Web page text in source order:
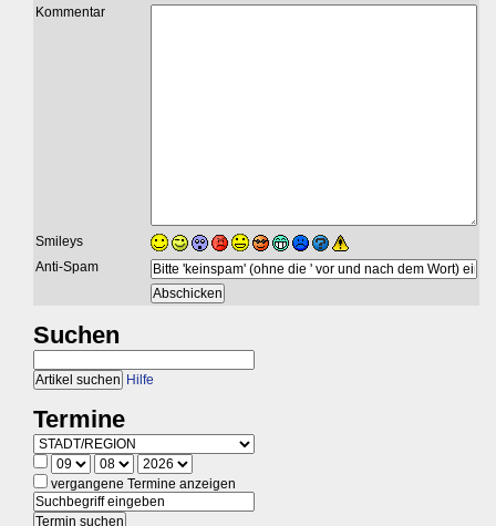
Kommentar
Smileys
Anti-Spam
Suchen
Hilfe
Termine
vergangene Termine anzeigen